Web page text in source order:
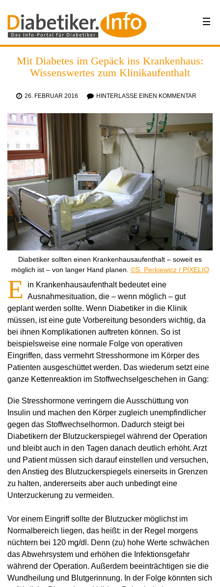
Mit Diabetes im Gepäck ins Krankenhaus:
Wissenswertes zum Klinikaufenthalt
26. FEBRUAR 2016 HINTERLASSE EINEN KOMMENTAR
Diabetiker sollten einen Krankenhausaufenthalt – soweit es
möglich ist – von langer Hand planen. ©S. Perkiewicz / PIXELIO
E
in Krankenhausaufenthalt bedeutet eine
Ausnahmesituation, die – wenn möglich – gut
geplant werden sollte. Wenn Diabetiker in die Klinik
müssen, ist eine gute Vorbereitung besonders wichtig, da
bei ihnen Komplikationen auftreten können. So ist
beispielsweise eine normale Folge von operativen
Eingriffen, dass vermehrt Stresshormone im Körper des
Patienten ausgeschüttet werden. Das wiederum setzt eine
ganze Kettenreaktion im Stoffwechselgeschehen in Gang:
Die Stresshormone verringern die Ausschüttung von
Insulin und machen den Körper zugleich unempfindlicher
gegen das Stoffwechselhormon. Dadurch steigt bei
Diabetikern der Blutzuckerspiegel während der Operation
und bleibt auch in den Tagen danach deutlich erhöht. Arzt
und Patient müssen sich darauf einstellen und versuchen,
den Anstieg des Blutzuckerspiegels einerseits in Grenzen
zu halten, andererseits aber auch unbedingt eine
Unterzuckerung zu vermeiden.
Vor einem Eingriff sollte der Blutzucker möglichst im
Normalbereich liegen, das heißt: in der Regel morgens
nüchtern bei 120 mg/dl. Denn (zu) hohe Werte schwächen
das Abwehrsystem und erhöhen die Infektionsgefahr
während der Operation. Außerdem beeinträchtigen sie die
Wundheilung und Blutgerinnung. In der Folge könnten sich